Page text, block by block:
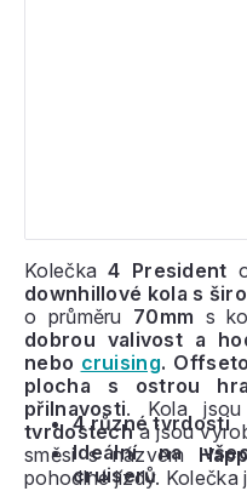
Kolečka4 President
downhillové kola s
o průměru 70mm s
dobrou valivost a
nebo cruising.
plocha s ostrou
přilnavosti. Kola jsou
tvrdostecha jsou
směsi s názvem
pohodlné jízdy. Kolečka
4 různé tvrdosti
Ideální na
cruiserů